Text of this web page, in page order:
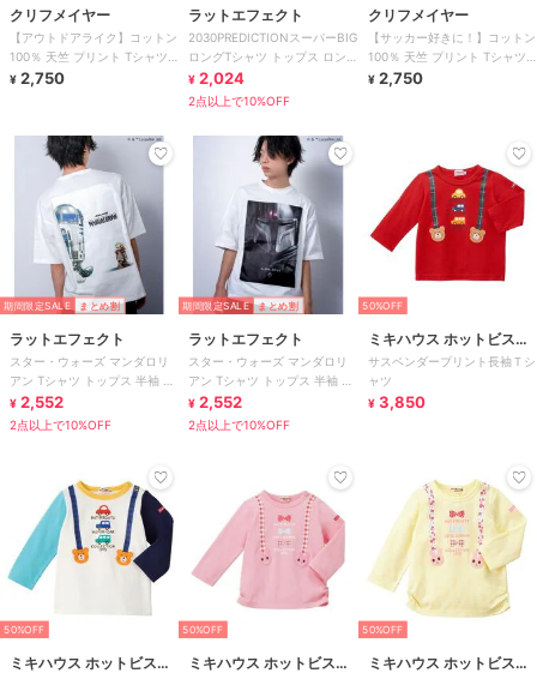
クリフメイヤー
【アウトドアライク】コットン
100％ 天竺 プリント Tシャツ
ルアー 120cm～170cm
¥ 2,750
ラットエフェクト
2030PREDICTIONスーパーBIG
ロングTシャツ トップス ロンT
長袖
¥ 2,024
2点以上で10%OFF
クリフメイヤー
【サッカー好きに！】コットン
100％ 天竺 プリント Tシャツ
サッカー 120cm～170cm
¥ 2,750
期間限定SALE まとめ割
ラットエフェクト
スター・ウォーズ マンダロリ
アン Tシャツ トップス 半袖 カ
ットソー
¥ 2,552
2点以上で10%OFF
期間限定SALE まとめ割
ラットエフェクト
スター・ウォーズ マンダロリ
アン Tシャツ トップス 半袖 カ
ットソー
¥ 2,552
2点以上で10%OFF
50%OFF
ミキハウス ホットビスケ
ッツ
サスペンダープリント長袖Ｔシ
ャツ
¥ 3,850
50%OFF
ミキハウス ホットビスケ
50%OFF
ミキハウス ホットビスケ
50%OFF
ミキハウス ホットビスケ